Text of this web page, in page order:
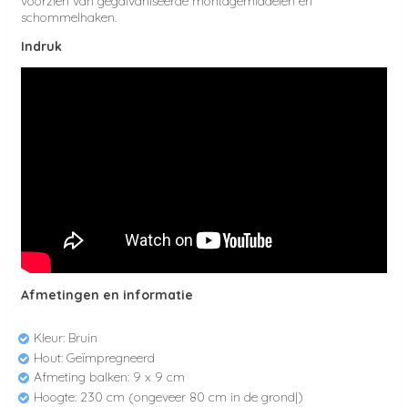
schommelhaken.
Indruk
Afmetingen en informatie
Kleur: Bruin
Hout: Geïmpregneerd
Afmeting balken: 9 x 9 cm
Hoogte: 230 cm (ongeveer 80 cm in de grond|)